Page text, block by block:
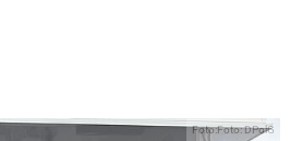
Foto:Foto: DPolG